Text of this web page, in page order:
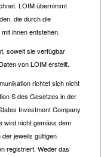
LOIM übernimmt
die durch die
ihnen entstehen.
soweit sie verfügbar
von LOIM erstellt.
richtet sich nicht
S des Gesetzes in der
Investment Company
wird nicht gemäss dem
jeweils gültigen
registriert. Weder das